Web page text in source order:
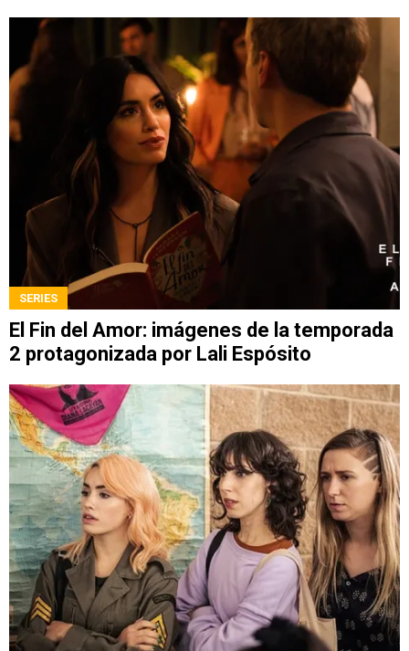
SERIES
El Fin del Amor: imágenes de la temporada
2 protagonizada por Lali Espósito